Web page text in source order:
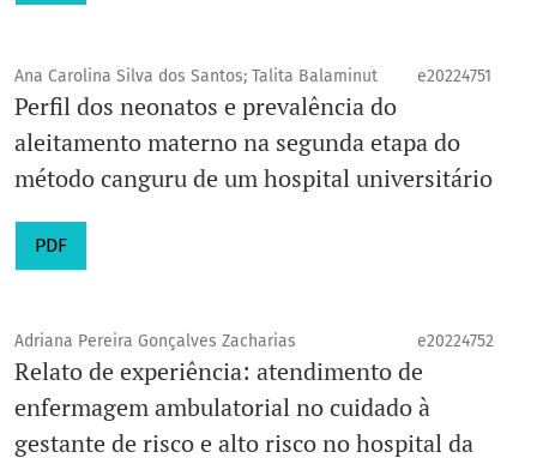
Ana Carolina Silva dos Santos; Talita Balaminut e20224751
Perfil dos neonatos e prevalência do
aleitamento materno na segunda etapa do
método canguru de um hospital universitário
PDF
Adriana Pereira Gonçalves Zacharias e20224752
Relato de experiência: atendimento de
enfermagem ambulatorial no cuidado à
gestante de risco e alto risco no hospital da